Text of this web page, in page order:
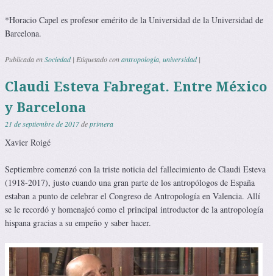
*Horacio Capel es profesor emérito de la Universidad de la Universidad de
Barcelona.
Publicada enSociedad | Etiquetado conantropología universidad |
Claudi Esteva Fabregat. Entre México
y Barcelona
21 de septiembre de 2017deprimera
Xavier Roigé
Septiembre comenzó con la triste noticia del fallecimiento de Claudi Esteva
(1918-2017), justo cuando una gran parte de los antropólogos de España
estaban a punto de celebrar el Congreso de Antropología en Valencia. Allí
se le recordó y homenajeó como el principal introductor de la antropología
hispana gracias a su empeño y saber hacer.